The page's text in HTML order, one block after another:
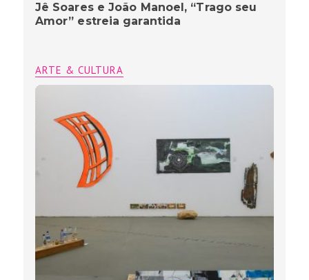
Jê Soares e João Manoel, “Trago seu
Amor” estreia garantida
ARTE & CULTURA